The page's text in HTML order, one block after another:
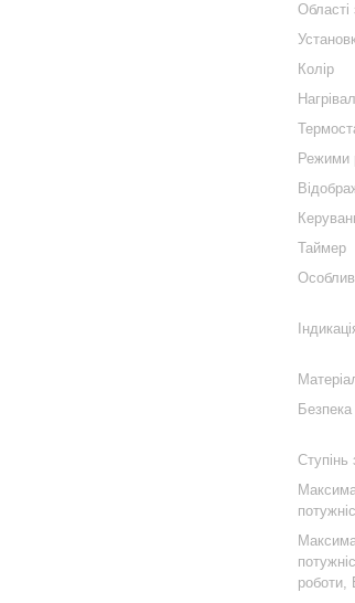
Області
Колір
Режими
Таймер
Безпека
Ступінь
роботи,